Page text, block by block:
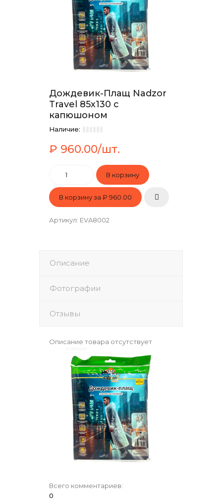
Дождевик-Плащ Nadzor
Travel 85х130 с
капюшоном
Наличие:
₽ 960.00/шт.
В корзину за ₽ 960.00
Артикул: EVA8002
Описание
Фотографии
Отзывы
Описание товара отсутствует
Всего комментариев:
0